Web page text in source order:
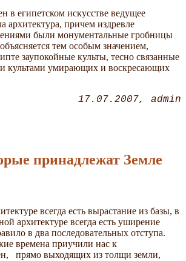
в египетском искусстве ведущее
архитектура, причем издревле
были монументальные гробницы
тем особым значением,
заупокойные культы, тесно связанные
культами умирающих и воскресающих
17.07.2007 admin
принадлежат Земле
всегда есть выраста­ние из базы, в
архитектуре всегда есть уширение
в два последова­тельных отступа.
времена приу­чили нас к
прямо выходящих из толщи земли,